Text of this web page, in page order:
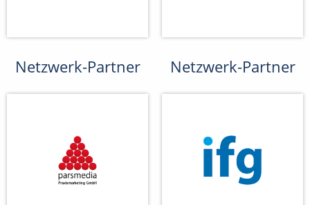
Netzwerk-Partner Netzwerk-Partner